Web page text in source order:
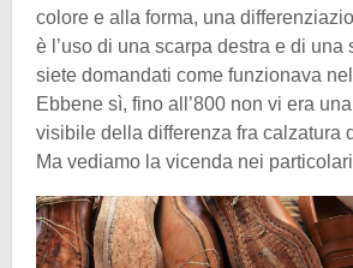
colore e alla forma, una
è l’uso di una scarpa destra e di una
siete domandati come funzionava
Ebbene sì, fino all’800 non vi era
visibile della differenza fra calzatura
Ma vediamo la vicenda nei